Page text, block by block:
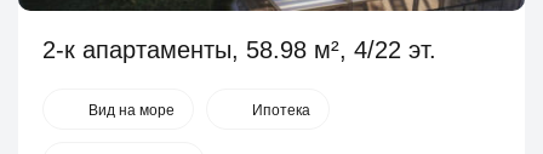
2-к апартаменты, 58.98 м², 4/22 эт.
Вид на море Ипотека